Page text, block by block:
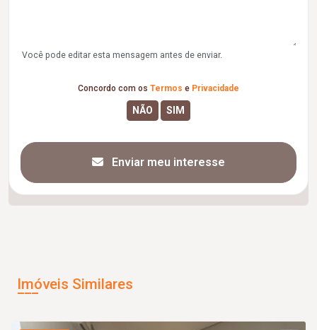
Você pode editar esta mensagem antes de enviar.
Concordo com os Termos e Privacidade
Enviar meu interesse
Imóveis Similares